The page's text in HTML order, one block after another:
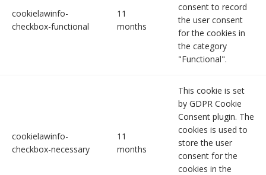
cookielawinfo-
checkbox-functional
11
months
consent to record
the user consent
for the cookies in
the category
"Functional".
cookielawinfo-
checkbox-necessary
11
months
This cookie is set
by GDPR Cookie
Consent plugin. The
cookies is used to
store the user
consent for the
cookies in the